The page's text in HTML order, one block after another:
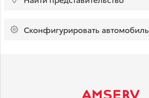
Сконфигурировать автомобиль